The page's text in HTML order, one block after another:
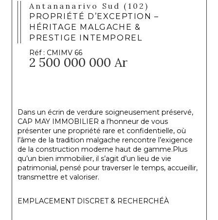
Antananarivo Sud (102)
PROPRIÉTÉ D’EXCEPTION –
HÉRITAGE MALGACHE &
PRESTIGE INTEMPOREL
Réf : CMIMV 66
2 500 000 000 Ar
Dans un écrin de verdure soigneusement préservé,
CAP MAY IMMOBILIER a l’honneur de vous
présenter une propriété rare et confidentielle, où
l’âme de la tradition malgache rencontre l’exigence
de la construction moderne haut de gamme.Plus
qu’un bien immobilier, il s’agit d’un lieu de vie
patrimonial, pensé pour traverser le temps, accueillir,
transmettre et valoriser.
EMPLACEMENT DISCRET & RECHERCHÉÀ